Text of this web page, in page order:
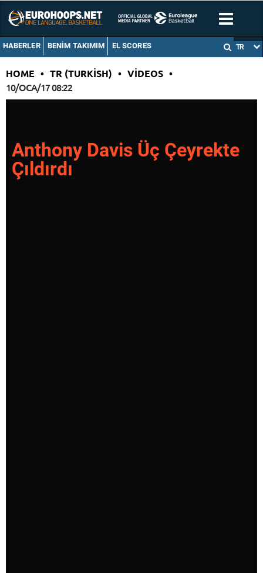
HABERLER BENIM TAKIMIM EL SCORES TR
HOME • TR (TURKISH) • VIDEOS •
10/OCA/17 08:22
Anthony Davis Üç Çeyrekte
Çıldırdı